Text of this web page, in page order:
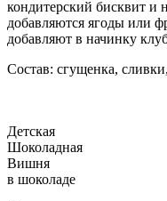
кондитерский бисквит и
добавляются ягоды или
добавляют в начинку
Состав: сгущенка,
Детская
Шоколадная
Вишня
в шоколаде